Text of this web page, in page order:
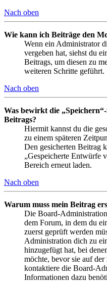
Nach oben
Wie kann ich Beiträge den
Wenn ein Administrator
vergeben hat, siehst du
Beitrags, um diesen zu
weiteren Schritte geführt.
Nach oben
Was bewirkt die
Beitrags?
Hiermit kannst du die
zu einem späteren
Den gesicherten Beitrag
„Gespeicherte Entwürfe
Bereich erneut laden.
Nach oben
Warum muss mein Beitrag
Die Board-
dem Forum, in dem du
zuerst geprüft werden
Administration dich zu
hinzugefügt hat, bei
möchte, bevor sie auf
kontaktiere die Board-
Informationen dazu